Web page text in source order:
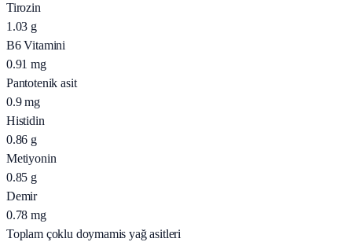
Tirozin
1.03 g
B6 Vitamini
0.91 mg
Pantotenik asit
0.9 mg
Histidin
0.86 g
Metiyonin
0.85 g
Demir
0.78 mg
Toplam çoklu doymamis yağ asitleri